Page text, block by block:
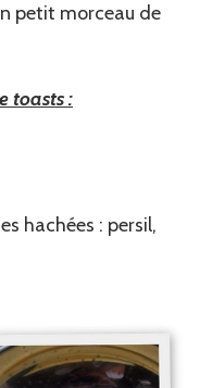
petit morceau de
toasts :
hachées : persil,